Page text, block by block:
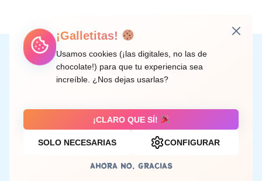
Instagram
Facebook
X LinkedIn
Correo electrónico
C/ Doctor Rodríguez de la Fuente, 8 València
Aviso legal
¡Galletitas!
Usamos cookies (¡las digitales, no las de
chocolate!) para que tu experiencia sea
increíble. ¿Nos dejas usarlas?
¡CLARO QUE SÍ!
SOLO NECESARIAS CONFIGURAR
AHORA NO, GRACIAS